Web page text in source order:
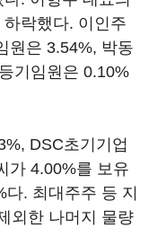
락했다. 이인주
원은 3.54%, 박동
기임원은 0.10%
DSC초기기업
가 4.00%를 보유
. 최대주주 등 지
외한 나머지 물량